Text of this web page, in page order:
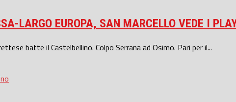
LARGO EUROPA, SAN MARCELLO VEDE I
batte il Castelbellino. Colpo Serrana ad Osimo. Pari per il...